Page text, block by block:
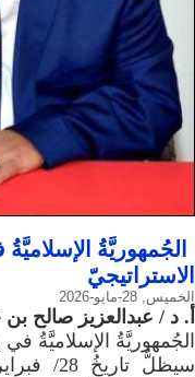
الجُمهوريَّةُ
الاستراتيجيّ
الخميس, 28-مايو-2026
​أ. د / عبدالعزيز صالح بن
الجُمهوريَّةُ الإسلاميَّةُ